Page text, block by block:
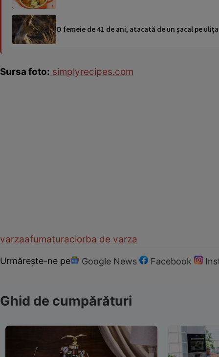
O femeie de 41 de ani, atacată de un șacal pe
Sursa foto: simplyrecipes.com
varzaafumaturaciorba de varza
Urmărește-ne pe Google News Facebook
Ghid de cumpărături